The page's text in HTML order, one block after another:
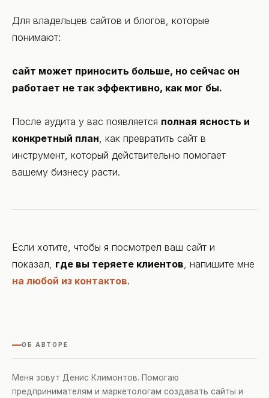
Для владельцев сайтов и блогов, которые
понимают:
сайт может приносить больше, но сейчас он
работает не так эффективно, как мог бы.
После аудита у вас появляется полная ясность и
конкретный план, как превратить сайт в
инструмент, который действительно помогает
вашему бизнесу расти.
Если хотите, чтобы я посмотрел ваш сайт и
показал, где вы теряете клиентов, напишите мне
на любой из контактов.
ОБ АВТОРЕ
Меня зовут Денис Климонтов. Помогаю
предпринимателям и маркетологам создавать сайты и